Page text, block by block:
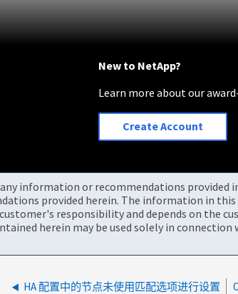
New to NetApp?
Learn more about our
Create Account
information or recommendations provided
provided herein. The information in this
responsibility and depends on the
herein may be used solely in connection
HA 配置中的节点未使用匹配选项进行设置